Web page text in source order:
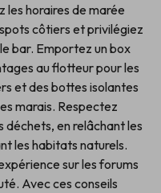
les horaires de marée
côtiers et privilégiez
bar. Emportez un box
au flotteur pour les
et des bottes isolantes
marais. Respectez
déchets, en relâchant les
les habitats naturels.
sur les forums
Avec ces conseils